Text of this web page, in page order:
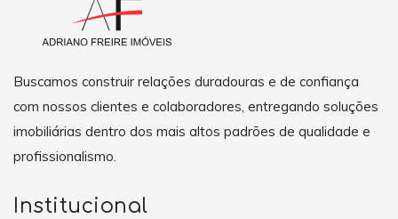
Buscamos construir relações duradouras e de confiança
com nossos clientes e colaboradores, entregando soluções
imobiliárias dentro dos mais altos padrões de qualidade e
profissionalismo.
Institucional